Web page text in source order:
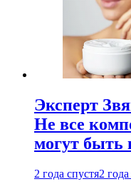
Эксперт
Не все
могут быть
2 года спустя2